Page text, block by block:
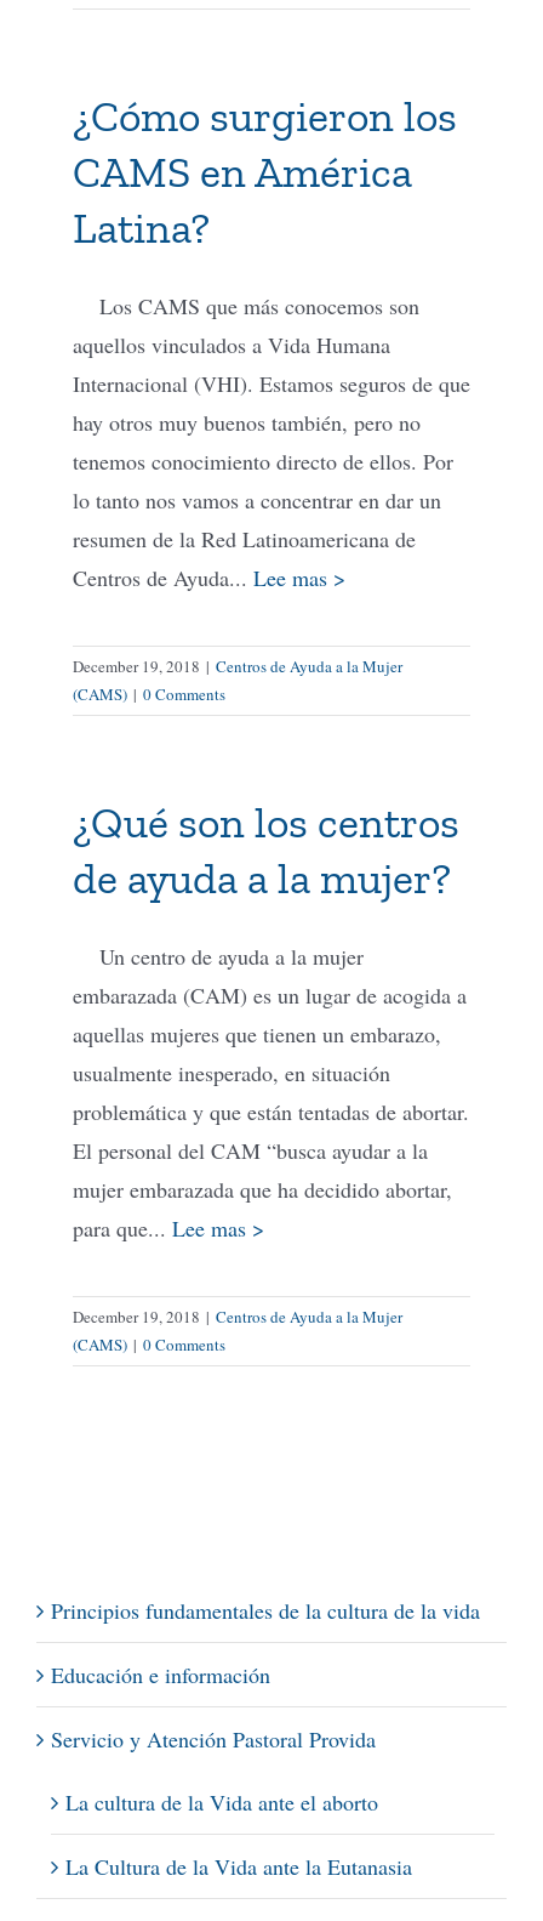
¿Cómo surgieron los
CAMS en América
Latina?
Los CAMS que más conocemos son
aquellos vinculados a Vida Humana
Internacional (VHI). Estamos seguros de que
hay otros muy buenos también, pero no
tenemos conocimiento directo de ellos. Por
lo tanto nos vamos a concentrar en dar un
resumen de la Red Latinoamericana de
Centros de Ayuda... Lee mas >
December 19, 2018 | Centros de Ayuda a la Mujer
(CAMS) | 0 Comments
¿Qué son los centros
de ayuda a la mujer?
Un centro de ayuda a la mujer
embarazada (CAM) es un lugar de acogida a
aquellas mujeres que tienen un embarazo,
usualmente inesperado, en situación
problemática y que están tentadas de abortar.
El personal del CAM “busca ayudar a la
mujer embarazada que ha decidido abortar,
para que... Lee mas >
December 19, 2018 | Centros de Ayuda a la Mujer
(CAMS) | 0 Comments
Principios fundamentales de la cultura de la vida
Educación e información
Servicio y Atención Pastoral Provida
La cultura de la Vida ante el aborto
La Cultura de la Vida ante la Eutanasia